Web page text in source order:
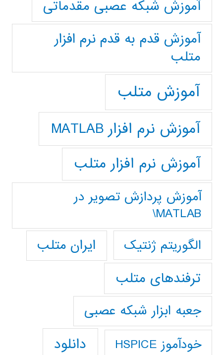
آموزش شبکه عصبی مقدماتی
آموزش قدم به قدم نرم افزار
متلب
آموزش متلب
آموزش نرم افزار MATLAB
آموزش نرم افزار متلب
آموزش پردازش تصوير در
MATLAB\
الگوریتم ژنتیک
ایران متلب
ترفندهای متلب
جعبه ابزار شبکه عصبی
خودآموز HSPICE دانلود